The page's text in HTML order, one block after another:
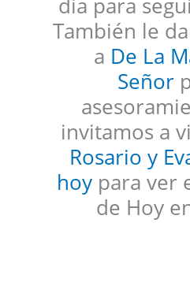
También le
a De La
Señor
invitamos a
Rosario y
hoypara ver
de Hoy